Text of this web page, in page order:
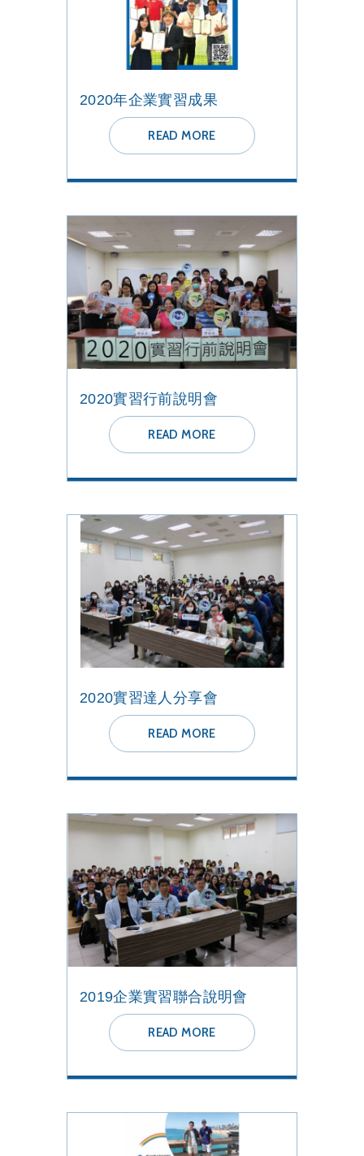
2020年企業實習成果
READ MORE
2020實習行前說明會
READ MORE
2020實習達人分享會
READ MORE
2019企業實習聯合說明會
READ MORE